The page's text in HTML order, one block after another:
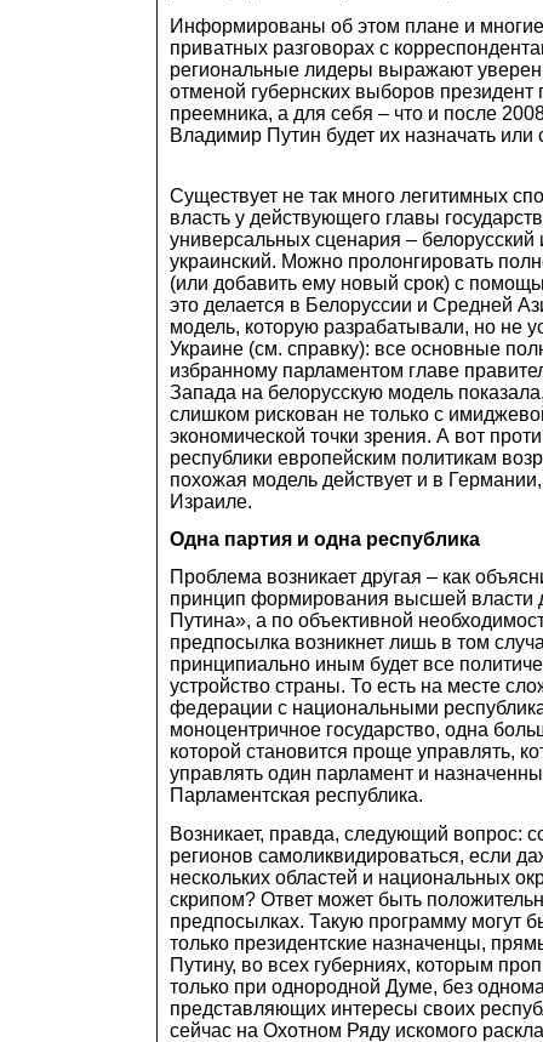
Информированы об этом плане и
приватных разговорах с
региональные лидеры выражают
отменой губернских выборов президент
преемника, а для себя – что и после
Владимир Путин будет их назначать или
Существует не так много легитимных
власть у действующего главы
универсальных сценария –
украинский. Можно пролонгировать
(или добавить ему новый срок) с
это делается в Белоруссии и Средней
модель, которую разрабатывали, но не
Украине (см. справку): все основные
избранному парламентом главе
Запада на белорусскую модель показала,
слишком рискован не только с
экономической точки зрения. А вот
республики европейским политикам
похожая модель действует и в
Израиле.
Одна партия и одна республика
Проблема возникает другая – как
принцип формирования высшей власти
Путина», а по объективной
предпосылка возникнет лишь в том
принципиально иным будет все
устройство страны. То есть на месте
федерации с национальными
моноцентричное государство, одна
которой становится проще управлять,
управлять один парламент и
Парламентская республика.
Возникает, правда, следующий вопрос:
регионов самоликвидироваться, если
нескольких областей и национальных
скрипом? Ответ может быть
предпосылках. Такую программу могут
только президентские назначенцы,
Путину, во всех губерниях, которым
только при однородной Думе, без
представляющих интересы своих
сейчас на Охотном Ряду искомого